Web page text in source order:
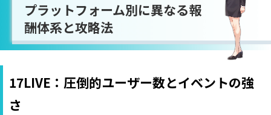
プラットフォーム別に異なる報
酬体系と攻略法
17LIVE：圧倒的ユーザー数とイベントの強
さ